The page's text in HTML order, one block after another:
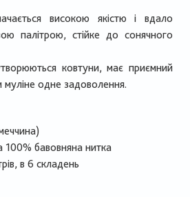
високою якістю і вдало
палітрою, стійке до сонячного
ковтуни, має приємний
одне задоволення.
100% бавовняна нитка
в 6 складень